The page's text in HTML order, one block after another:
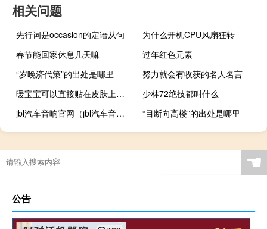
相关问题
先行词是occasion的定语从句
为什么开机CPU风扇狂转
春节能回家休息几天嘛
过年红色元素
“岁晚济代策”的出处是哪里
努力就会有收获的名人名言
暖宝宝可以直接贴在皮肤上吗图片（暖宝宝可以直接贴在皮肤上吗）
少林72绝技都叫什么
jbl汽车音响官网（jbl汽车音响）
“目断向高楼”的出处是哪里
☚
公告